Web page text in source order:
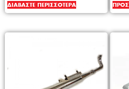
ΔΙΑΒΆΣΤΕ ΠΕΡΙΣΣΌΤΕΡΑ